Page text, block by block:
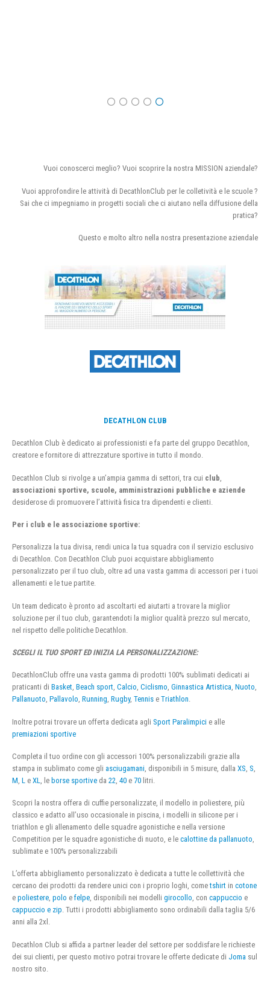
Vuoi conoscerci meglio? Vuoi scoprire la nostra MISSION aziendale?
Vuoi approfondire le attività di DecathlonClub per le colletività e le scuole ?
Sai che ci impegniamo in progetti sociali che ci aiutano nella diffusione della
pratica?
Questo e molto altro nella nostra presentazione aziendale
DECATHLON CLUB
Decathlon Club è dedicato ai professionisti e fa parte del gruppo Decathlon,
creatore e fornitore di attrezzature sportive in tutto il mondo.
Decathlon Club si rivolge a un’ampia gamma di settori, tra cui club
associazioni sportive, scuole, amministrazioni pubbliche e aziende
desiderose di promuovere l’attività fisica tra dipendenti e clienti.
Per i club e le associazione sportive:
Personalizza la tua divisa, rendi unica la tua squadra con il servizio esclusivo
di Decathlon. Con Decathlon Club puoi acquistare abbigliamento
personalizzato per il tuo club, oltre ad una vasta gamma di accessori per i tuoi
allenamenti e le tue partite.
Un team dedicato è pronto ad ascoltarti ed aiutarti a trovare la miglior
soluzione per il tuo club, garantendoti la miglior qualità prezzo sul mercato,
nel rispetto delle politiche Decathlon.
SCEGLI IL TUO SPORT ED INIZIA LA PERSONALIZZAZIONE:
DecathlonClub offre una vasta gamma di prodotti 100% sublimati dedicati ai
praticanti di Basket, Beach sport, Calcio, Ciclismo, Ginnastica Artistica, Nuoto,
Pallanuoto, Pallavolo, Running, Rugby, Tennis e Triathlon.
Inoltre potrai trovare un offerta dedicata agli Sport Paralimpici e alle
premiazioni sportive
Completa il tuo ordine con gli accessori 100% personalizzabili grazie alla
stampa in sublimato come gli asciugamani , disponibili in 5 misure, dalla XS S
M L e XL , le borse sportive da 22 40 e 70 litri.
Scopri la nostra offera di cuffie personalizzate, il modello in poliestere, più
classico e adatto all’uso occasionale in piscina, i modelli in silicone per i
triathlon e gli allenamento delle squadre agonistiche e nella versione
Competition per le squadre agonistiche di nuoto, e le calottine da pallanuoto,
sublimate e 100% personalizzabili
L’offerta abbigliamento personalizzato è dedicata a tutte le collettività che
cercano dei prodotti da rendere unici con i proprio loghi, cometshirt in cotone
e poliestere, polo e felpe, disponibili nei modelli girocollo, con cappuccio e
cappuccio e zip. Tutti i prodotti abbigliamento sono ordinabili dalla taglia 5/6
anni alla 2xl.
Decathlon Club si affida a partner leader del settore per soddisfare le richieste
dei sui clienti, per questo motivo potrai trovare le offerte dedicate di Joma sul
nostro sito.